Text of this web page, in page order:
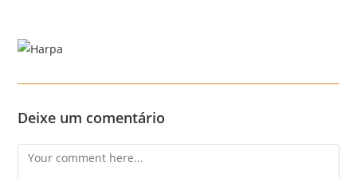
content
Deixe um comentário
Comment